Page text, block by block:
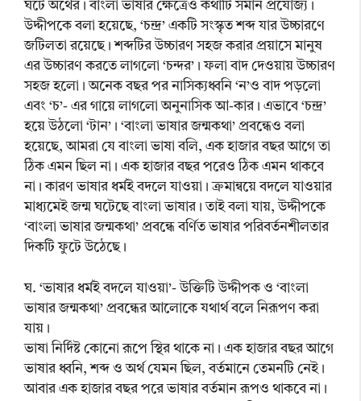
ঘটে অর্থের। বাংলা ভাষার ক্ষেত্রেও কথাটি সমান প্রযোজ্য।
উদ্দীপকে বলা হয়েছে, ‘চন্দ্র’ একটি সংস্কৃত শব্দ যার উচ্চারণে
জটিলতা রয়েছে। শব্দটির উচ্চারণ সহজ করার প্রয়াসে মানুষ
এর উচ্চারণ করতে লাগলো ‘চন্দর’। ফলা বাদ দেওয়ায় উচ্চারণ
সহজ হলো। অনেক বছর পর নাসিক্যধ্বনি ‘ন’ও বাদ পড়লো
এবং ‘চ’- এর গায়ে লাগলো অনুনাসিক আ-কার। এভাবে ‘চন্দ্র’
হয়ে উঠলো ‘টান’। ‘বাংলা ভাষার জন্মকথা’ প্রবন্ধেও বলা
হয়েছে, আমরা যে বাংলা ভাষা বলি, এক হাজার বছর আগে তা
ঠিক এমন ছিল না। এক হাজার বছর পরেও ঠিক এমন থাকবে
না। কারণ ভাষার ধর্মই বদলে যাওয়া। ক্রমান্বয়ে বদলে যাওয়ার
মাধ্যমেই জন্ম ঘটেছে বাংলা ভাষার। তাই বলা যায়, উদ্দীপকে
‘বাংলা ভাষার জন্মকথা’ প্রবন্ধে বর্ণিত ভাষার পরিবর্তনশীলতার
দিকটি ফুটে উঠেছে।
ঘ. ‘ভাষার ধর্মই বদলে যাওয়া’- উক্তিটি উদ্দীপক ও ‘বাংলা
ভাষার জন্মকথা’ প্রবন্ধের আলোকে যথার্থ বলে নিরূপণ করা
যায়।
ভাষা নির্দিষ্ট কোনো রূপে স্থির থাকে না। এক হাজার বছর আগে
ভাষার ধ্বনি, শব্দ ও অর্থ যেমন ছিল, বর্তমানে তেমনটি নেই।
আবার এক হাজার বছর পরে ভাষার বর্তমান রূপও থাকবে না।